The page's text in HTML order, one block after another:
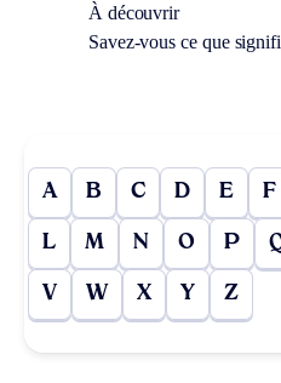
À découvrir
Savez-vous ce que
A B C D E F
L M N O P
V W X Y Z